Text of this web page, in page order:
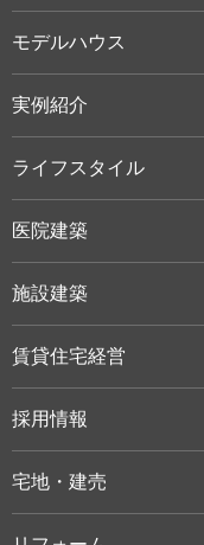
モデルハウス
実例紹介
ライフスタイル
医院建築
施設建築
賃貸住宅経営
採用情報
宅地・建売